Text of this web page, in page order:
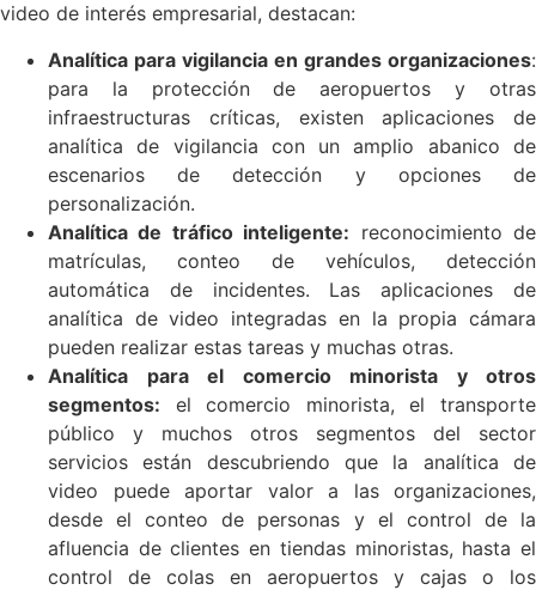
video de interés empresarial, destacan:
Analítica para vigilancia en grandes organizaciones:
para la protección de aeropuertos y otras
infraestructuras críticas, existen aplicaciones de
analítica de vigilancia con un amplio abanico de
escenarios de detección y opciones de
personalización.
Analítica de tráfico inteligente: reconocimiento de
matrículas, conteo de vehículos, detección
automática de incidentes. Las aplicaciones de
analítica de video integradas en la propia cámara
pueden realizar estas tareas y muchas otras.
Analítica para el comercio minorista y otros
segmentos: el comercio minorista, el transporte
público y muchos otros segmentos del sector
servicios están descubriendo que la analítica de
video puede aportar valor a las organizaciones,
desde el conteo de personas y el control de la
afluencia de clientes en tiendas minoristas, hasta el
control de colas en aeropuertos y cajas o los